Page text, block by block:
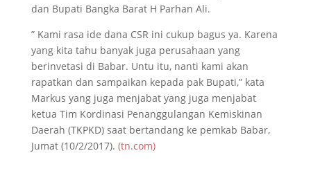
dan Bupati Bangka Barat H Parhan Ali.
” Kami rasa ide dana CSR ini cukup bagus ya. Karena
yang kita tahu banyak juga perusahaan yang
berinvetasi di Babar. Untu itu, nanti kami akan
rapatkan dan sampaikan kepada pak Bupati,” kata
Markus yang juga menjabat yang juga menjabat
ketua Tim Kordinasi Penanggulangan Kemiskinan
Daerah (TKPKD) saat bertandang ke pemkab Babar,
Jumat (10/2/2017). (tn.com)